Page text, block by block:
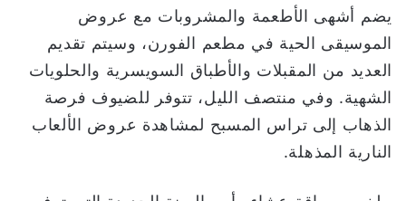
يضم أشهى الأطعمة والمشروبات مع عروض
الموسيقى الحية في مطعم الفورن، وسيتم تقديم
العديد من المقبلات والأطباق السويسرية والحلويات
الشهية. وفي منتصف الليل، تتوفر للضيوف فرصة
الذهاب إلى تراس المسبح لمشاهدة عروض الألعاب
النارية المذهلة.